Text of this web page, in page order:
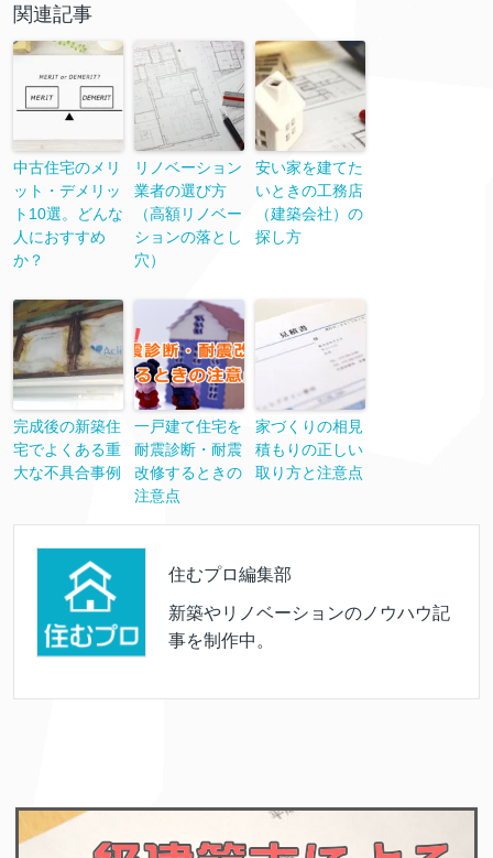
関連記事
中古住宅のメリ
ット・デメリッ
ト10選。どんな
人におすすめ
か？
リノベーション
業者の選び方
（高額リノベー
ションの落とし
穴）
安い家を建てた
いときの工務店
（建築会社）の
探し方
完成後の新築住
宅でよくある重
大な不具合事例
一戸建て住宅を
耐震診断・耐震
改修するときの
注意点
家づくりの相見
積もりの正しい
取り方と注意点
住むプロ編集部
新築やリノベーションのノウハウ記
事を制作中。